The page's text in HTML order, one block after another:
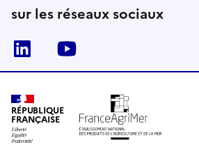
sur les réseaux sociaux
Linkedin
RÉPUBLIQUE
FRANÇAISE